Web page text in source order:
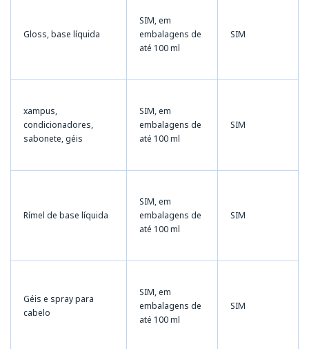
Gloss, base líquida
SIM, em
embalagens de
até 100 ml
SIM
xampus,
condicionadores,
sabonete, géis
SIM, em
embalagens de
até 100 ml
SIM
Rímel de base líquida
SIM, em
embalagens de
até 100 ml
SIM
Géis e spray para
cabelo
SIM, em
embalagens de
até 100 ml
SIM